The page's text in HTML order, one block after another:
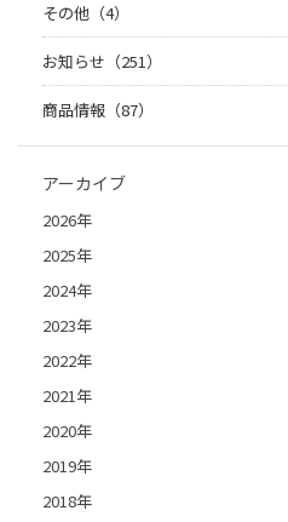
その他（4）
お知らせ（251）
商品情報（87）
アーカイブ
2026年
2025年
2024年
2023年
2022年
2021年
2020年
2019年
2018年